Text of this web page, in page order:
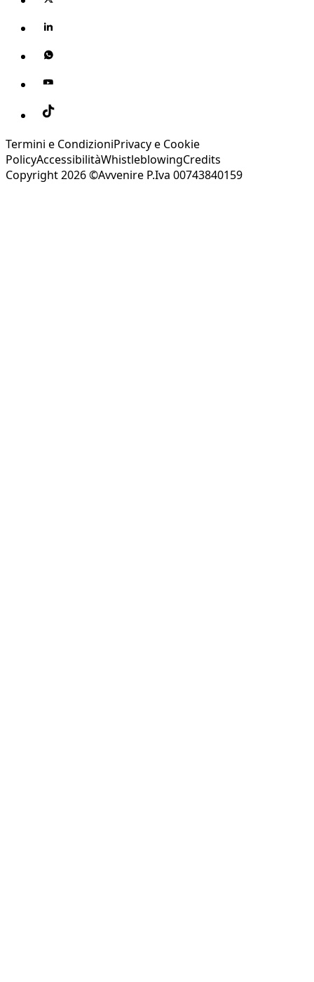
Termini e CondizioniPrivacy e Cookie
PolicyAccessibilitàWhistleblowingCredits
Copyright 2026 ©Avvenire P.Iva 00743840159